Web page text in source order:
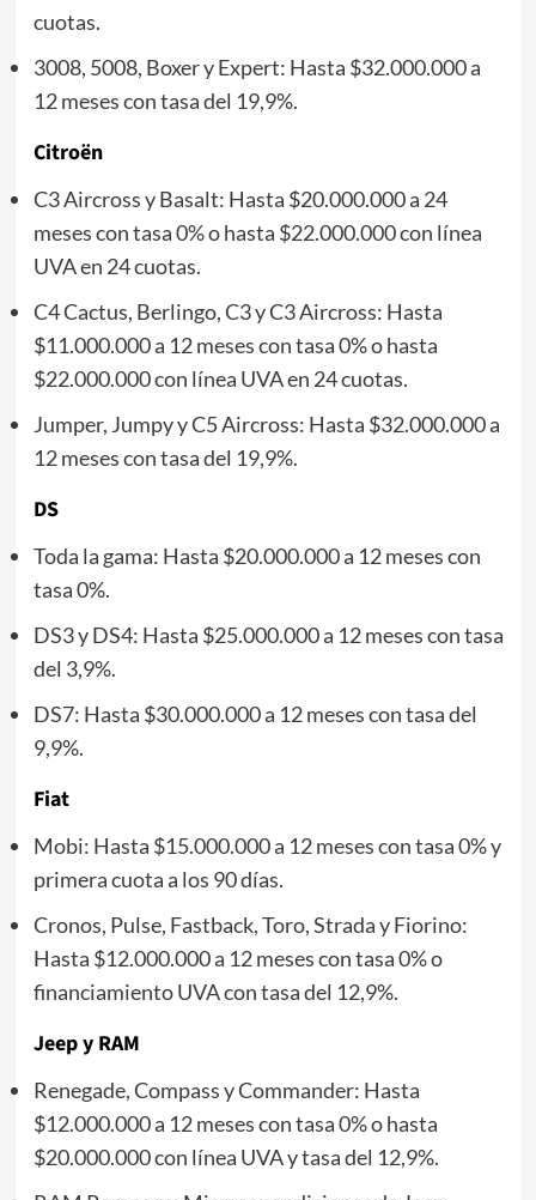
cuotas.
3008, 5008, Boxer y Expert: Hasta $32.000.000 a
12 meses con tasa del 19,9%.
Citroën
C3 Aircross y Basalt: Hasta $20.000.000 a 24
meses con tasa 0% o hasta $22.000.000 con línea
UVA en 24 cuotas.
C4 Cactus, Berlingo, C3 y C3 Aircross: Hasta
$11.000.000 a 12 meses con tasa 0% o hasta
$22.000.000 con línea UVA en 24 cuotas.
Jumper, Jumpy y C5 Aircross: Hasta $32.000.000 a
12 meses con tasa del 19,9%.
DS
Toda la gama: Hasta $20.000.000 a 12 meses con
tasa 0%.
DS3 y DS4: Hasta $25.000.000 a 12 meses con tasa
del 3,9%.
DS7: Hasta $30.000.000 a 12 meses con tasa del
9,9%.
Fiat
Mobi: Hasta $15.000.000 a 12 meses con tasa 0% y
primera cuota a los 90 días.
Cronos, Pulse, Fastback, Toro, Strada y Fiorino:
Hasta $12.000.000 a 12 meses con tasa 0% o
financiamiento UVA con tasa del 12,9%.
Jeep y RAM
Renegade, Compass y Commander: Hasta
$12.000.000 a 12 meses con tasa 0% o hasta
$20.000.000 con línea UVA y tasa del 12,9%.